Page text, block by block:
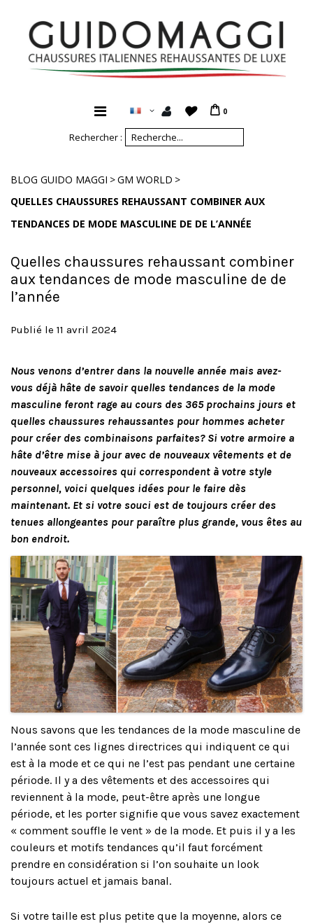
Rechercher :
0
BLOG GUIDO MAGGI >GM WORLD >
QUELLES CHAUSSURES REHAUSSANT COMBINER AUX
TENDANCES DE MODE MASCULINE DE DE L’ANNÉE
Quelles chaussures rehaussant combiner
aux tendances de mode masculine de de
l’année
Publié le 11 avril 2024
Nous venons d’entrer dans la nouvelle année mais avez-
vous déjà hâte de savoir quelles tendances de la mode
masculine feront rage au cours des 365 prochains jours et
quelles chaussures rehaussantes pour hommes acheter
pour créer des combinaisons parfaites? Si votre armoire a
hâte d’être mise à jour avec de nouveaux vêtements et de
nouveaux accessoires qui correspondent à votre style
personnel, voici quelques idées pour le faire dès
maintenant. Et si votre souci est de toujours créer des
tenues allongeantes pour paraître plus grande, vous êtes au
bon endroit.
Nous savons que les tendances de la mode masculine de
l’année sont ces lignes directrices qui indiquent ce qui
est à la mode et ce qui ne l’est pas pendant une certaine
période. Il y a des vêtements et des accessoires qui
reviennent à la mode, peut-être après une longue
période, et les porter signifie que vous savez exactement
« comment souffle le vent » de la mode. Et puis il y a les
couleurs et motifs tendances qu’il faut forcément
prendre en considération si l’on souhaite un look
toujours actuel et jamais banal.
Si votre taille est plus petite que la moyenne, alors ce